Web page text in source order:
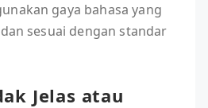
gaya bahasa yang
sesuai dengan standar
Jelas atau